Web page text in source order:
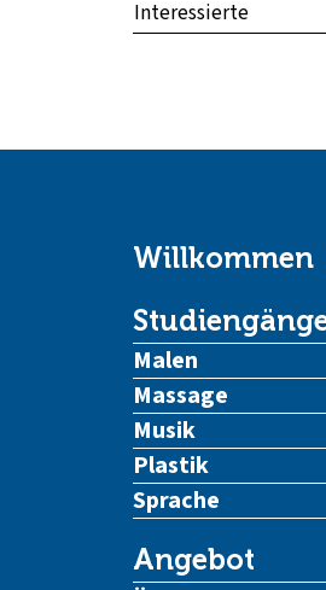
Interessierte
Willkommen
Malen
Massage
Musik
Plastik
Sprache
Angebot